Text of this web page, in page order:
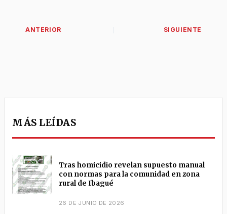
MÁS LEÍDAS
Tras homicidio revelan supuesto manual
con normas para la comunidad en zona
rural de Ibagué
26 DE JUNIO DE 2026